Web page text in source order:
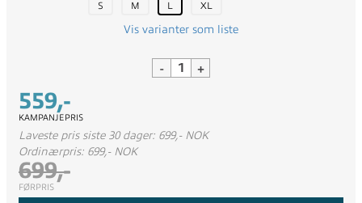
559,-
KAMPANJEPRIS
Laveste pris siste 30 dager: 699,- NOK
Ordinærpris: 699,- NOK
699,-
FØRPRIS
S M L XL
Vis varianter som liste
- +